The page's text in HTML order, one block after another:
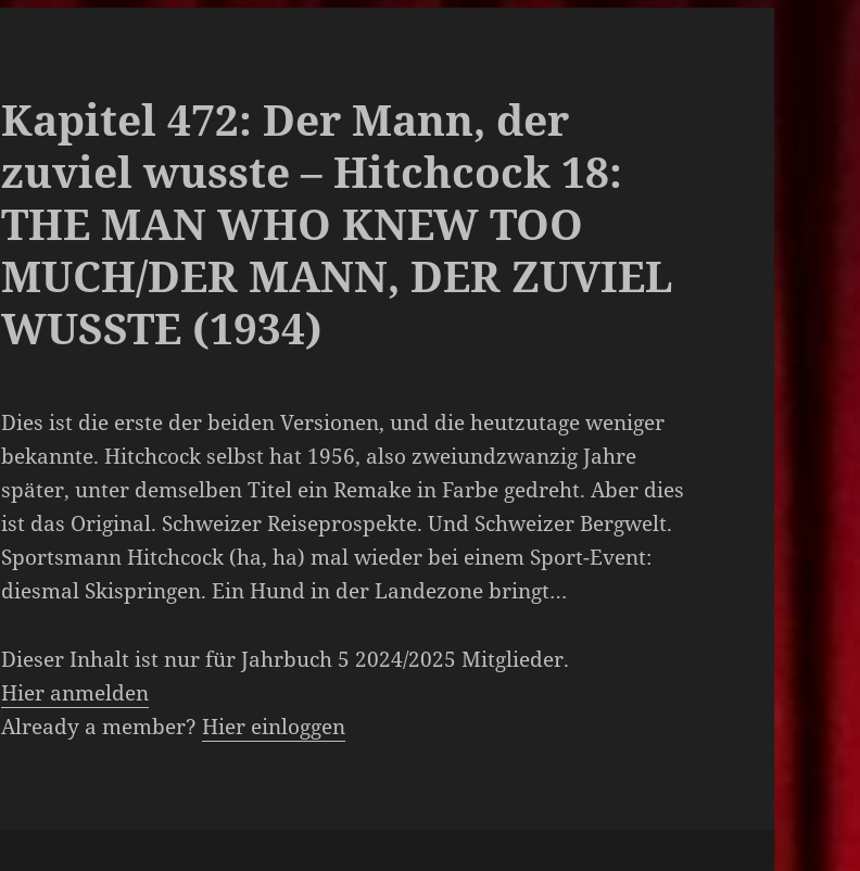
Kapitel 472: Der Mann, der
zuviel wusste – Hitchcock 18:
THE MAN WHO KNEW TOO
MUCH/DER MANN, DER ZUVIEL
WUSSTE (1934)
Dies ist die erste der beiden Versionen, und die heutzutage weniger
bekannte. Hitchcock selbst hat 1956, also zweiundzwanzig Jahre
später, unter demselben Titel ein Remake in Farbe gedreht. Aber dies
ist das Original. Schweizer Reiseprospekte. Und Schweizer Bergwelt.
Sportsmann Hitchcock (ha, ha) mal wieder bei einem Sport-Event:
diesmal Skispringen. Ein Hund in der Landezone bringt…
Dieser Inhalt ist nur für Jahrbuch 5 2024/2025 Mitglieder.
Hier anmelden
Already a member?Hier einloggen